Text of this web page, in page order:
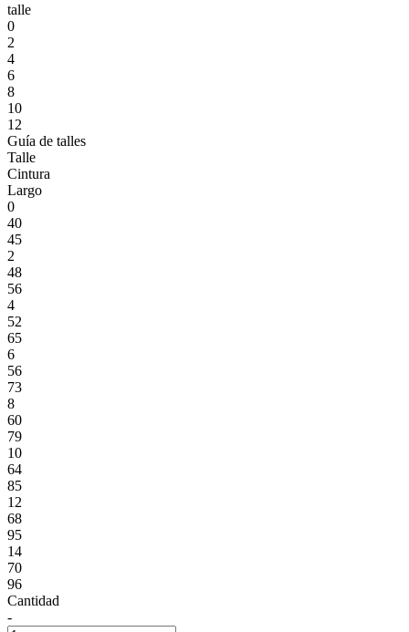
talle
0
2
4
6
8
10
12
Guía de talles
Talle
Cintura
Largo
0
40
45
2
48
56
4
52
65
6
56
73
8
60
79
10
64
85
12
68
95
14
70
96
Cantidad
-